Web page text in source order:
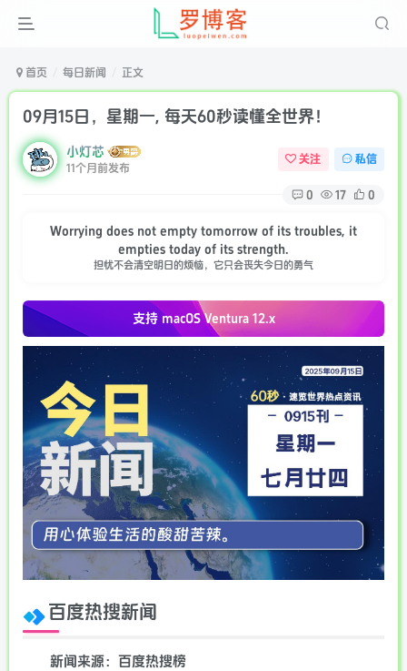
首页 每日新闻 正文
09月15日，星期一, 每天60秒读懂全世界！
小灯芯
11个月前发布
关注 私信
0 17 0
Worrying does not empty tomorrow of its troubles, it
empties today of its strength.
担忧不会清空明日的烦恼，它只会丧失今日的勇气
支持 macOSVentura 12.x
百度热搜新闻
新闻来源：百度热搜榜